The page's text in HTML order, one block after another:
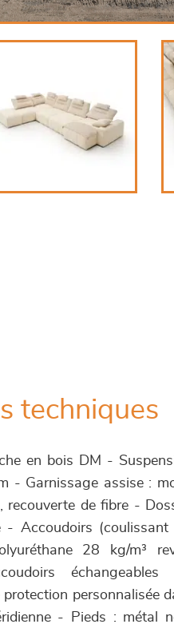
techniques
en bois DM -
- Garnissage assise :
recouverte de fibre -
- Accoudoirs
28 kg/m³
personnalisée
- Pieds : métal